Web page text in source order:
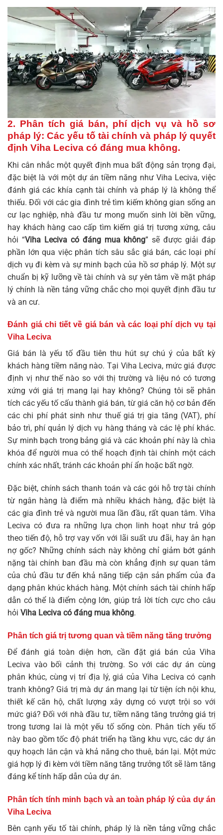
2. Phân tích giá bán, phí dịch vụ và hồ sơ
pháp lý: Các yếu tố tài chính và pháp lý quyết
định Viha Leciva có đáng mua không.
Khi cân nhắc một quyết định mua bất động sản trọng đại,
đặc biệt là với một dự án tiềm năng như Viha Leciva, việc
đánh giá các khía cạnh tài chính và pháp lý là không thể
thiếu. Đối với các gia đình trẻ tìm kiếm không gian sống an
cư lạc nghiệp, nhà đầu tư mong muốn sinh lời bền vững,
hay khách hàng cao cấp tìm kiếm giá trị tương xứng, câu
hỏi “Viha Leciva có đáng mua không” sẽ được giải đáp
phần lớn qua việc phân tích sâu sắc giá bán, các loại phí
dịch vụ đi kèm và sự minh bạch của hồ sơ pháp lý. Một sự
chuẩn bị kỹ lưỡng về tài chính và sự yên tâm về mặt pháp
lý chính là nền tảng vững chắc cho mọi quyết định đầu tư
và an cư.
Đánh giá chi tiết về giá bán và các loại phí dịch vụ tại
Viha Leciva
Giá bán là yếu tố đầu tiên thu hút sự chú ý của bất kỳ
khách hàng tiềm năng nào. Tại Viha Leciva, mức giá được
định vị như thế nào so với thị trường và liệu nó có tương
xứng với giá trị mang lại hay không? Chúng tôi sẽ phân
tích các yếu tố cấu thành giá bán, từ giá căn hộ cơ bản đến
các chi phí phát sinh như thuế giá trị gia tăng (VAT), phí
bảo trì, phí quản lý dịch vụ hàng tháng và các lệ phí khác.
Sự minh bạch trong bảng giá và các khoản phí này là chìa
khóa để người mua có thể hoạch định tài chính một cách
chính xác nhất, tránh các khoản phí ẩn hoặc bất ngờ.
Đặc biệt, chính sách thanh toán và các gói hỗ trợ tài chính
từ ngân hàng là điểm mà nhiều khách hàng, đặc biệt là
các gia đình trẻ và người mua lần đầu, rất quan tâm. Viha
Leciva có đưa ra những lựa chọn linh hoạt như trả góp
theo tiến độ, hỗ trợ vay vốn với lãi suất ưu đãi, hay ân hạn
nợ gốc? Những chính sách này không chỉ giảm bớt gánh
nặng tài chính ban đầu mà còn khẳng định sự quan tâm
của chủ đầu tư đến khả năng tiếp cận sản phẩm của đa
dạng phân khúc khách hàng. Một chính sách tài chính hấp
dẫn có thể là điểm cộng lớn, giúp trả lời tích cực cho câu
hỏi Viha Leciva có đáng mua không.
Phân tích giá trị tương quan và tiềm năng tăng trưởng
Để đánh giá toàn diện hơn, cần đặt giá bán của Viha
Leciva vào bối cảnh thị trường. So với các dự án cùng
phân khúc, cùng vị trí địa lý, giá của Viha Leciva có cạnh
tranh không? Giá trị mà dự án mang lại từ tiện ích nội khu,
thiết kế căn hộ, chất lượng xây dựng có vượt trội so với
mức giá? Đối với nhà đầu tư, tiềm năng tăng trưởng giá trị
trong tương lai là một yếu tố sống còn. Phân tích yếu tố
này bao gồm tốc độ phát triển hạ tầng khu vực, các dự án
quy hoạch lân cận và khả năng cho thuê, bán lại. Một mức
giá hợp lý đi kèm với tiềm năng tăng trưởng tốt sẽ làm tăng
đáng kể tính hấp dẫn của dự án.
Phân tích tính minh bạch và an toàn pháp lý của dự án
Viha Leciva
Bên cạnh yếu tố tài chính, pháp lý là nền tảng vững chắc